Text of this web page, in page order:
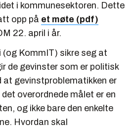
i kommunesektoren. Dette
opp på et møte (pdf)
22. april i år.
(og KommIT) sikre seg at
de gevinster som er politisk
at gevinstproblematikken er
overordnede målet er en
og ikke bare den enkelte
Hvordan skal